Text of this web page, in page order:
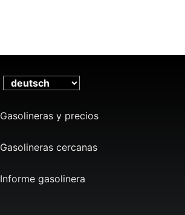
Gasolineras y precios
Gasolineras cercanas
Informe gasolinera